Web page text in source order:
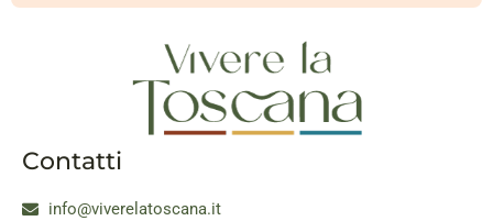
Contatti
info@viverelatoscana.it